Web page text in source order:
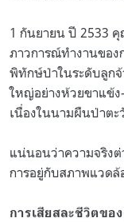
1 กันยายน ปี 2533 คุ
ภาวการณ์ทำงานของ
พิทักษ์ป่าในระดับลูกจ้
ใหญ่อย่างห้วยขาแข้ง
เนื่องในนามผืนป่าต
แน่นอนว่าความจริง
การอยู่กับสภาพแวด
การเสียสละชีวิตข